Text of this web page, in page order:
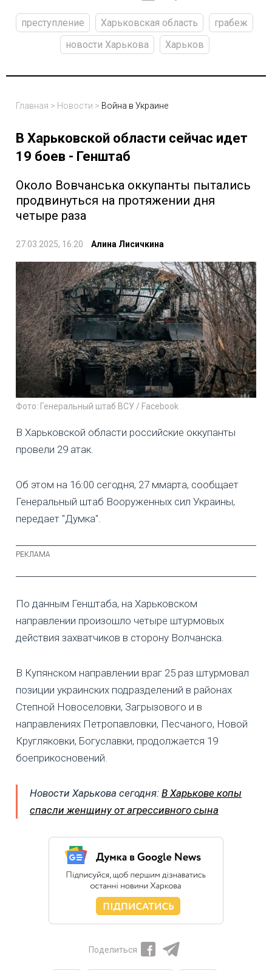
преступление Харьковская область
грабеж
новости Харькова
Харьков
Главная > Новости > Война в Украине
В Харьковской области сейчас идет
19 боев - Генштаб
Около Вовчанська оккупанты пытались
продвинуться на протяжении дня
четыре раза
27.03.2025, 16:20 Алина Лисичкина
Фото: Генеральный штаб ВСУ / Facebook
В Харьковской области российские оккупанты
провели 29 атак.
Об этом на 16:00 сегодня, 27 ммарта, сообщает
Генеральный штаб Вооруженных сил Украины,
передает "Думка".
По данным Генштаба, на Харьковском
направлении произошло четыре штурмовых
действия захватчиков в сторону Волчанска.
В Купянском направлении враг 25 раз штурмовал
позиции украинских подразделений в районах
Степной Новоселовки, Загрызового и в
направлениях Петропавловки, Песчаного, Новой
Кругляковки, Богуславки, продолжается 19
боеприкосновений.
Новости Харькова сегодня: В Харькове копы
спасли женщину от агрессивного сына
Поделиться